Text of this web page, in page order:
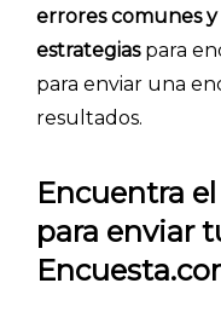
errores comunes
estrategiaspara
para enviar una
resultados.
Encuentra
para enviar